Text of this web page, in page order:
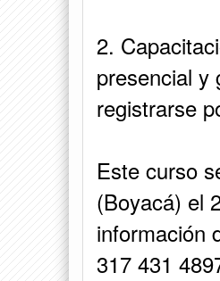
2.
presencial y
registrarse
Este curso
(Boyacá) el
información
317 431